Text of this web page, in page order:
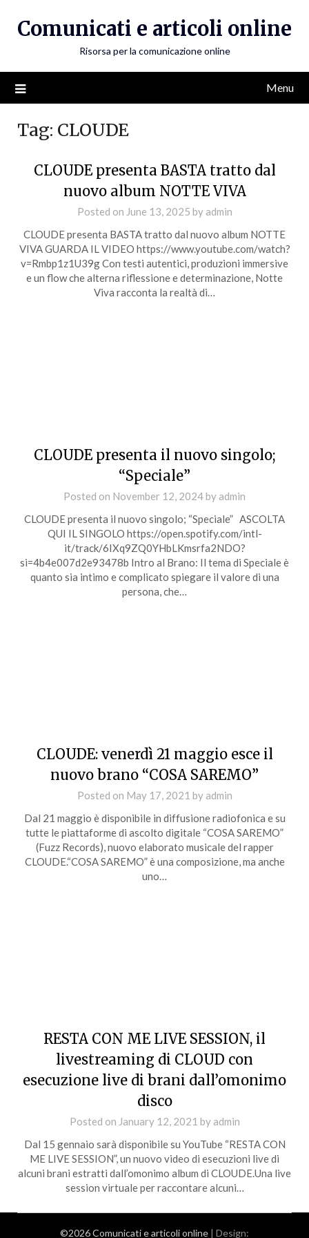
Comunicati e articoli online
Risorsa per la comunicazione online
Menu
Tag: CLOUDE
CLOUDE presenta BASTA tratto dal
nuovo album NOTTE VIVA
Posted on June 13, 2025 by admin
CLOUDE presenta BASTA tratto dal nuovo album NOTTE
VIVA GUARDA IL VIDEO https://www.youtube.com/watch?
v=Rmbp1z1U39g Con testi autentici, produzioni immersive
e un flow che alterna riflessione e determinazione, Notte
Viva racconta la realtà di…
CLOUDE presenta il nuovo singolo;
“Speciale”
Posted on November 12, 2024by admin
CLOUDE presenta il nuovo singolo; “Speciale” ASCOLTA
QUI IL SINGOLO https://open.spotify.com/intl-
it/track/6IXq9ZQ0YHbLKmsrfa2NDO?
si=4b4e007d2e93478b Intro al Brano: Il tema di Speciale è
quanto sia intimo e complicato spiegare il valore di una
persona, che…
CLOUDE: venerdì 21 maggio esce il
nuovo brano “COSA SAREMO”
Posted on May 17, 2021 by admin
Dal 21 maggio è disponibile in diffusione radiofonica e su
tutte le piattaforme di ascolto digitale “COSA SAREMO”
(Fuzz Records), nuovo elaborato musicale del rapper
CLOUDE.“COSA SAREMO” è una composizione, ma anche
uno…
RESTA CON ME LIVE SESSION, il
livestreaming di CLOUD con
esecuzione live di brani dall’omonimo
disco
Posted on January 12, 2021 by admin
Dal 15 gennaio sarà disponibile su YouTube “RESTA CON
ME LIVE SESSION”, un nuovo video di esecuzioni live di
alcuni brani estratti dall’omonimo album di CLOUDE.Una live
session virtuale per raccontare alcuni…
©2026 Comunicati e articoli online | Design: